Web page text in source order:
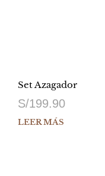
Set Azagador
S/199.90
LEER MÁS